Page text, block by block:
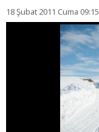
18 Şubat 2011 Cuma 09:15